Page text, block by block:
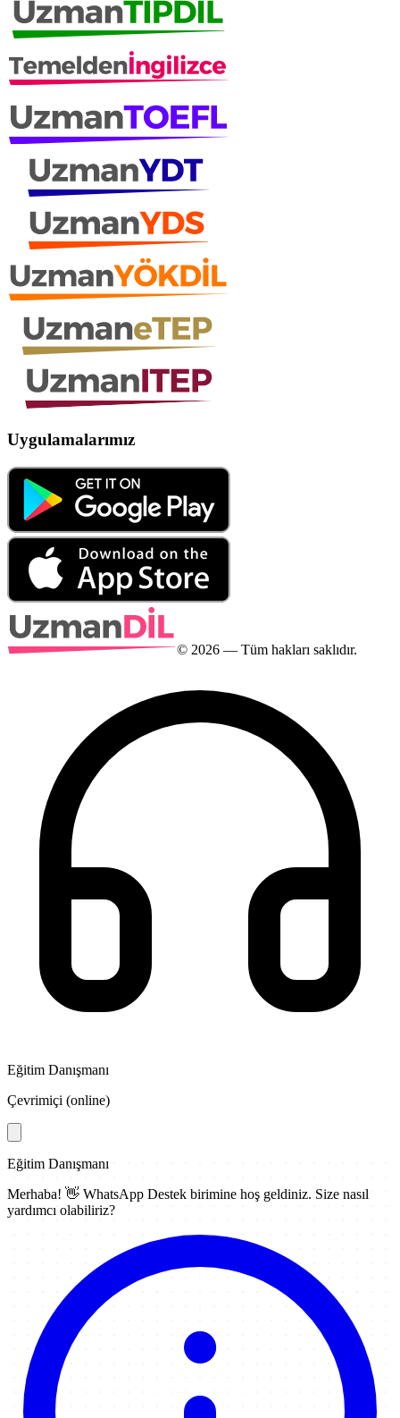
Uygulamalarımız
© 2026 — Tüm hakları saklıdır.
Eğitim Danışmanı
Çevrimiçi (online)
Eğitim Danışmanı
Merhaba! 👋 WhatsApp Destek birimine hoş geldiniz. Size nasıl
yardımcı olabiliriz?